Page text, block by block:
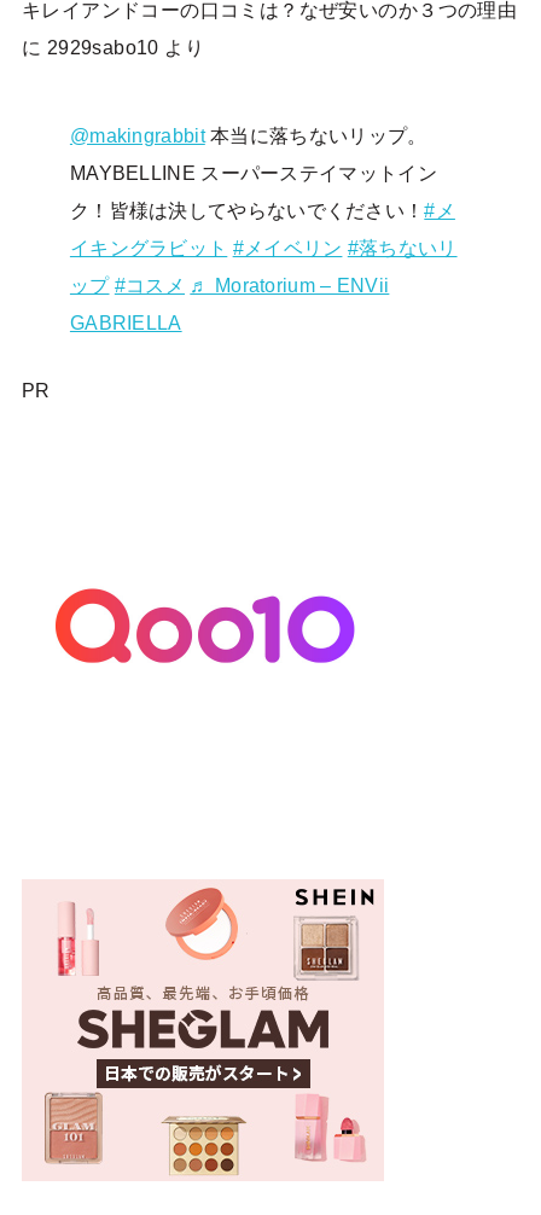
キレイアンドコーの口コミは？なぜ安いのか３つの理由
に 2929sabo10 より
@makingrabbit本当に落ちないリップ。
MAYBELLINE スーパーステイマットイン
ク！皆様は決してやらないでください！#メ
イキングラビット #メイベリン #落ちないリ
ップ #コスメ ♬ Moratorium – ENVii
GABRIELLA
PR